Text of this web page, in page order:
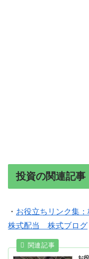
投資の関連記事
・ お役立ちリンク集
株式配当 株式ブログ